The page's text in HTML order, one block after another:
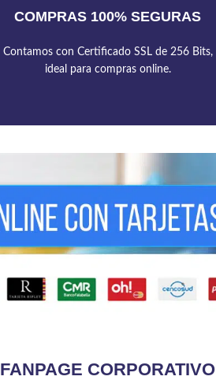
COMPRAS 100% SEGURAS
Contamos con Certificado SSL de 256 Bits,
ideal para compras online.
FANPAGE CORPORATIVO